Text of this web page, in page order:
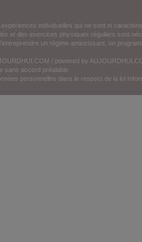
individuelles qui ne sont ni
et des exercices physiques réguliers sont
un régime amincissant, un
/ powered by
sans accord préalable.
personnelles dans le respect de la loi